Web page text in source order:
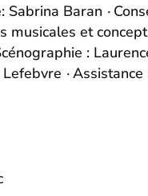
Sabrina Baran ·
musicales et
:
·